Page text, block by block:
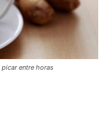
entre horas